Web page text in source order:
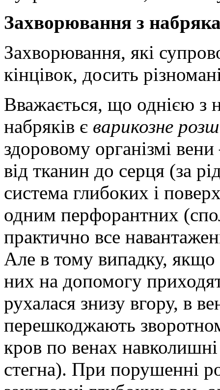
Захворювання з
Захворювання, які
кінцівок, досить
Вважається, що однією з
набряків є варикозне
здоровому організмі
від тканин до серця (за
система глибоких і
одним перфорантних
практично все
Але в тому випадку, якщо
них на допомогу
рухалася знизу вгору, в
перешкоджають
кров по венах
стегна). При порушенні